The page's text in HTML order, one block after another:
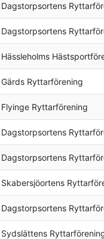
Dagstorpsortens
Dagstorpsortens
Hässleholms
Gärds Ryttarförening
Flyinge Ryttarförening
Dagstorpsortens
Dagstorpsortens
Skabersjöortens
Dagstorpsortens
Sydslättens